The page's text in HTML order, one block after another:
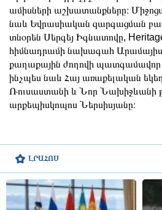
ԼՐԱՀՈՍ
ամիսների աշխատանքները։
նաև Եվրասիական զարգացման
տնօրեն Սերգեյ Իգնատովը,
հիմնադրամի նախագահ
քաղաքային ժողովի
ինչպես նաև Հայ առաքելական
Ռուսաստանի և Նոր Նախիջևանի
արքեպիսկոպոս Ներսիսյանը։